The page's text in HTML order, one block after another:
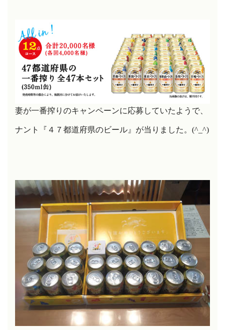
妻が一番搾りのキャンペーンに応募していたようで、
ナント『４７都道府県のビール』が当りました。 (^_^)